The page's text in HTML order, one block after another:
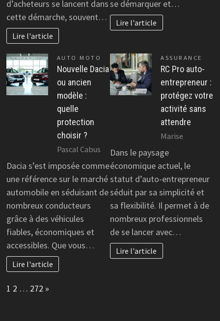
d’acheteurs se lancent dans
cette démarche, souvent…
Lire l'article
se démarquer et…
Lire l'article
AUTO MOTO
Nouvelle Dacia
ou ancien
modèle :
quelle
protection
choisir ?
Pascal Cabus
Dacia s’est imposée comme
une référence sur le marché
automobile en séduisant de
nombreux conducteurs
grâce à des véhicules
fiables, économiques et
accessibles. Que vous…
Lire l'article
ASSURANCE
RC Pro auto-
entrepreneur :
protégez votre
activité sans
attendre
Marise
Dans le paysage
économique actuel, le
statut d’auto-entrepreneur
séduit par sa simplicité et
sa flexibilité. Il permet à de
nombreux professionnels
de se lancer avec…
Lire l'article
Page:
1 2 … 272 Next
»